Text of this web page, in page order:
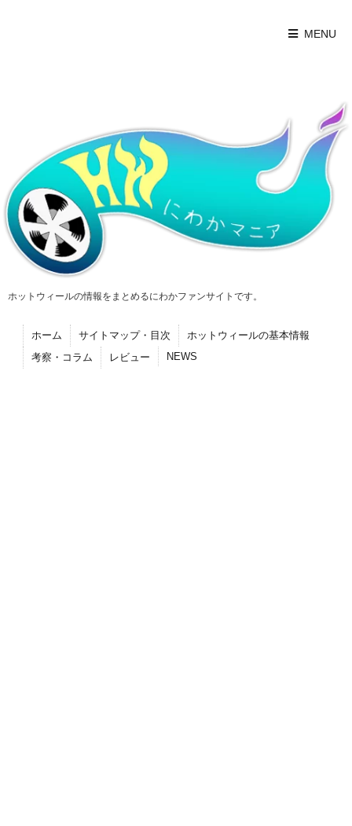
MENU
ホットウィールの情報をまとめるにわかファンサイトです。
ホーム サイトマップ・目次
ホットウィールの基本情報
考察・コラム
レビュー NEWS